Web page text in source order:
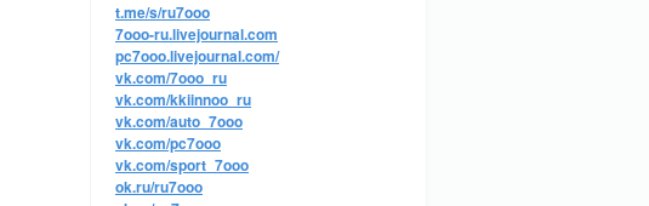
t.me/s/ru7ooo
7ooo-ru.livejournal.com
pc7ooo.livejournal.com/
vk.com/7ooo_ru
vk.com/kkiinnoo_ru
vk.com/auto_7ooo
vk.com/pc7ooo
vk.com/sport_7ooo
ok.ru/ru7ooo